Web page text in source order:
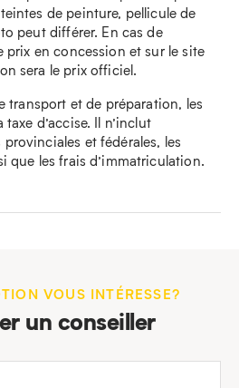
de peinture, pellicule de
peut différer. En cas de
prix en concession et sur le site
sera le prix officiel.
transport et de préparation, les
d’accise. Il n’inclut
et fédérales, les
que les frais d’immatriculation.
VOUS INTÉRESSE?
un conseiller